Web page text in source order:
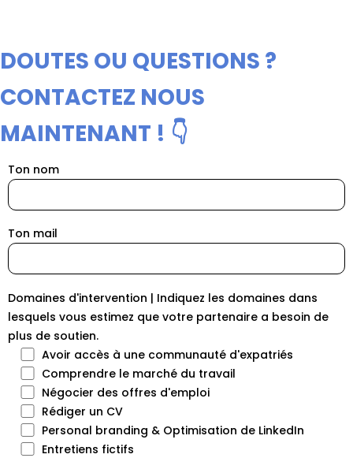
DOUTES OU QUESTIONS ?
CONTACTEZ NOUS
MAINTENANT ! 👇
Ton nom
Ton mail
Domaines d'intervention | Indiquez les domaines dans
lesquels vous estimez que votre partenaire a besoin de
plus de soutien.
Avoir accès à une communauté d'expatriés
Comprendre le marché du travail
Négocier des offres d'emploi
Rédiger un CV
Personal branding & Optimisation de LinkedIn
Entretiens fictifs